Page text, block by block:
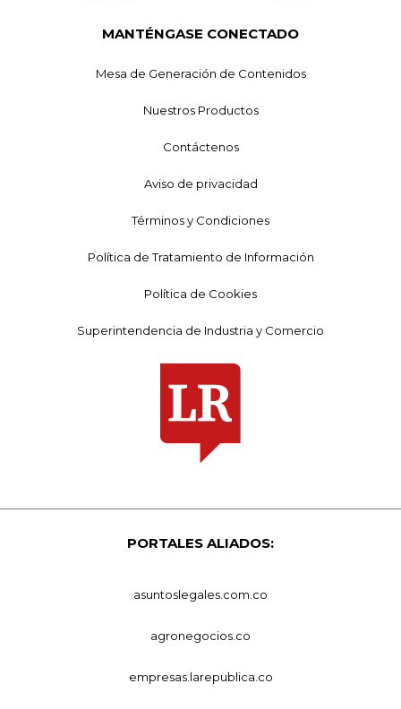
MANTÉNGASE CONECTADO
Mesa de Generación de Contenidos
Nuestros Productos
Contáctenos
Aviso de privacidad
Términos y Condiciones
Política de Tratamiento de Información
Política de Cookies
Superintendencia de Industria y Comercio
PORTALES ALIADOS:
asuntoslegales.com.co
agronegocios.co
empresas.larepublica.co